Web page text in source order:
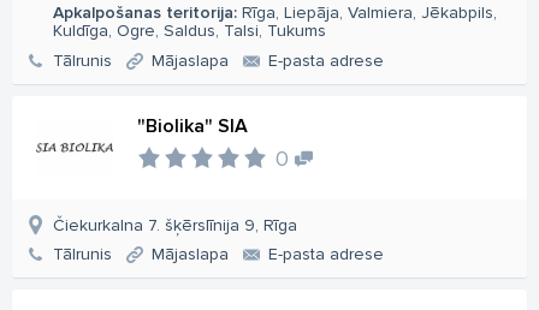
Apkalpošanas teritorija: Rīga, Liepāja, Valmiera, Jēkabpils,
Kuldīga, Ogre, Saldus, Talsi, Tukums
Tālrunis
Mājaslapa E-pasta adrese
"Biolika" SIA
0
Čiekurkalna 7. šķērslīnija 9, Rīga
Tālrunis
Mājaslapa E-pasta adrese